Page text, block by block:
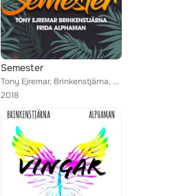
Semester
Tony Ejremar, Brinkenstjärna, Frida, Alphaman
2018